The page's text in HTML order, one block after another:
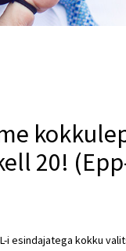
20!
i esindajatega kokku